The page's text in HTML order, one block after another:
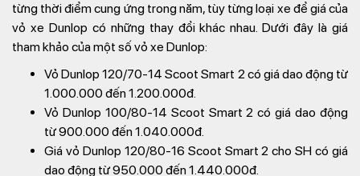
từng thời điểm cung ứng trong năm, tùy từng loại xe để giá của
vỏ xe Dunlop có những thay đổi khác nhau. Dưới đây là giá
tham khảo của một số vỏ xe Dunlop:
Vỏ Dunlop 120/70-14 Scoot Smart 2 có giá dao động từ
1.000.000 đến 1.200.000đ.
Vỏ Dunlop 100/80-14 Scoot Smart 2 có giá dao động
từ 900.000 đến 1.040.000đ.
Giá vỏ Dunlop 120/80-16 Scoot Smart 2 cho SH có giá
dao động từ 950.000 đến 1.440.000đ.